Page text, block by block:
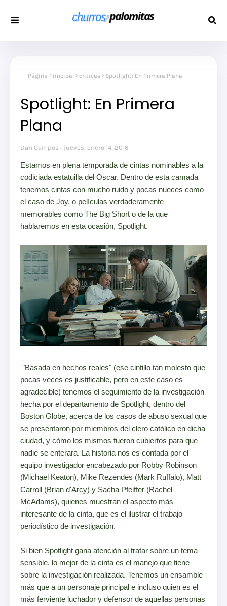
Página Principal criticas Spotlight: En Primera Plana
Spotlight: En Primera
Plana
Dan Campos jueves, enero 14, 2016
Estamos en plena temporada de cintas nominables a la
codiciada estatuilla del Óscar. Dentro de esta camada
tenemos cintas con mucho ruido y pocas nueces como
el caso de Joy, o películas verdaderamente
memorables como The Big Short o de la que
hablaremos en esta ocasión, Spotlight.
"Basada en hechos reales" (ese cintillo tan molesto que
pocas veces es justificable, pero en este caso es
agradecible) tenemos el seguimiento de la investigación
hecha por el departamento de Spotlight, dentro del
Boston Globe, acerca de los casos de abuso sexual que
se presentaron por miembros del clero católico en dicha
ciudad, y cómo los mismos fueron cubiertos para que
nadie se enterara. La historia nos es contada por el
equipo investigador encabezado por Robby Robinson
(Michael Keaton), Mike Rezendes (Mark Ruffalo), Matt
Carroll (Brian d'Arcy) y Sacha Pfeiffer (Rachel
McAdams), quienes muestran el aspecto más
interesante de la cinta, que es el ilustrar el trabajo
periodístico de investigación.
Si bien Spotlight gana atención al tratar sobre un tema
sensible, lo mejor de la cinta es el manejo que tiene
sobre la investigación realizada. Tenemos un ensamble
más que a un personaje principal e incluso quien es el
más ferviente luchador y defensor de aquellas personas